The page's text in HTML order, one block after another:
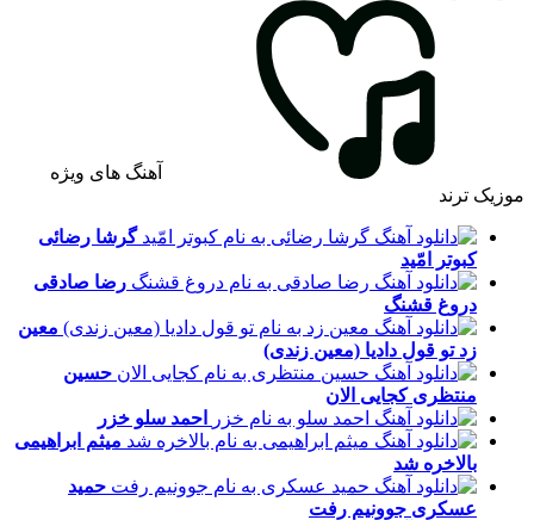
آهنگ های ویژه
موزیک ترند
گرشا رضائی
کبوتر امّید
رضا صادقی
دروغ قشنگ
معین
زدتو قول دادیا (معین زندی)
حسین
منتظریکجایی الان
احمد سلو خزر
میثم ابراهیمی
بالاخره شد
حمید
عسکری جوونیم رفت